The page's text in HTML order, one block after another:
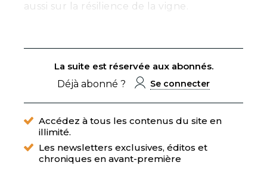
aussi sur la résilience de la vigne.
La suite est réservée aux abonnés.
Déjà abonné ?
Se connecter
Accédez à tous les contenus du site en
illimité.
Les newsletters exclusives, éditos et
chroniques en avant-première